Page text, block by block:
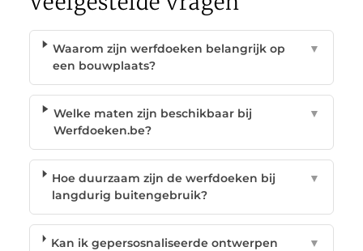
Waarom zijn werfdoeken belangrijk op
een bouwplaats?
▼
Welke maten zijn beschikbaar bij
Werfdoeken.be?
▼
Hoe duurzaam zijn de werfdoeken bij
langdurig buitengebruik?
▼
Kan ik gepersosnaliseerde ontwerpen
▼